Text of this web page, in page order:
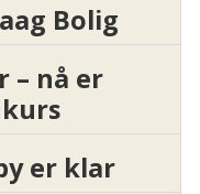
Bolig
– nå er
er klar